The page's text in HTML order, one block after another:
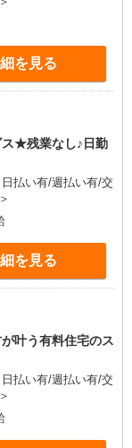
を見る
★残業なし♪日勤
払い有/週払い有/交
を見る
叶う有料住宅のス
払い有/週払い有/交